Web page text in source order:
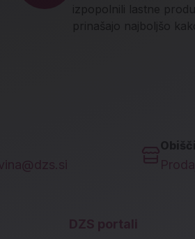
izpopolnili lastne
prinašajo najboljšo
DZS portali